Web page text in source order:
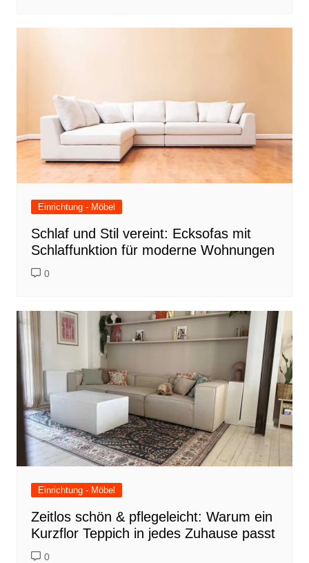
Einrichtung - Möbel
Schlaf und Stil vereint: Ecksofas mit
Schlaffunktion für moderne Wohnungen
0
Einrichtung - Möbel
Zeitlos schön & pflegeleicht: Warum ein
Kurzflor Teppich in jedes Zuhause passt
0